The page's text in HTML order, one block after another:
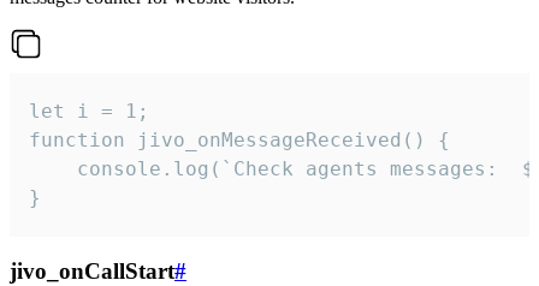
let i = 1;
function jivo_onMessageReceived() {
}
jivo_onCallStart#